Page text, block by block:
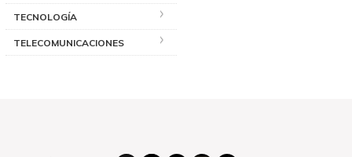
TECNOLOGÍA
TELECOMUNICACIONES